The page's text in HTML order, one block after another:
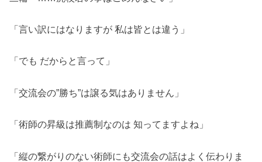
「言い訳にはなりますが 私は皆とは違う」
「でも だからと言って」
「交流会の”勝ち”は譲る気はありません」
「術師の昇級は推薦制なのは 知ってますよね」
「縦の繋がりのない術師にも交流会の話はよく伝わりま